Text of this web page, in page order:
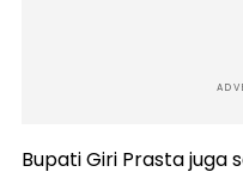
Bupati Giri Prasta